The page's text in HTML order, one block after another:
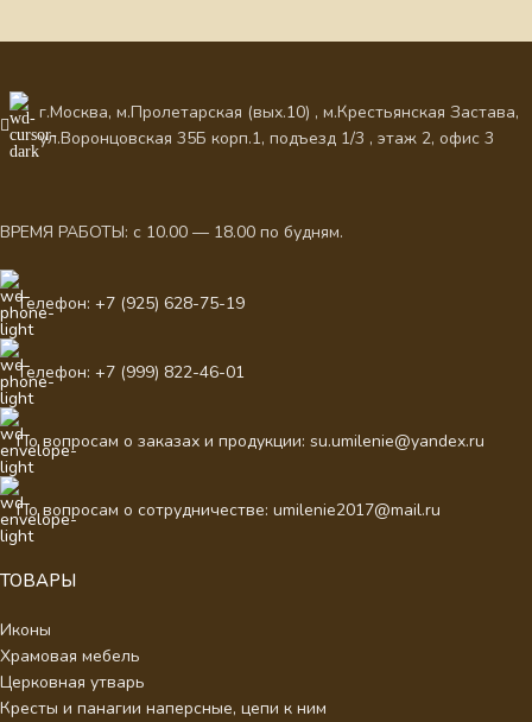
г.Москва, м.Пролетарская (вых.10) , м.Крестьянская Застава,
ул.Воронцовская 35Б корп.1, подъезд 1/3 , этаж 2, офис 3
ВРЕМЯ РАБОТЫ: с 10.00 — 18.00 по будням.
Телефон: +7 (925) 628-75-19
Телефон: +7 (999) 822-46-01
По вопросам о заказах и продукции: su.umilenie@yandex.ru
По вопросам о сотрудничестве: umilenie2017@mail.ru
ТОВАРЫ
Иконы
Храмовая мебель
Церковная утварь
Кресты и панагии наперсные, цепи к ним